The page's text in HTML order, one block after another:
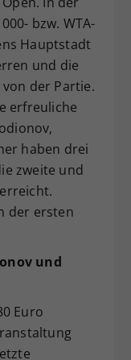
bzw. WTA-
Hauptstadt
und die
der Partie.
erfreuliche
haben drei
zweite und
der ersten
und
Euro
Ihre Consent-
eine
für die
Ihrer
falls der
eingestellt